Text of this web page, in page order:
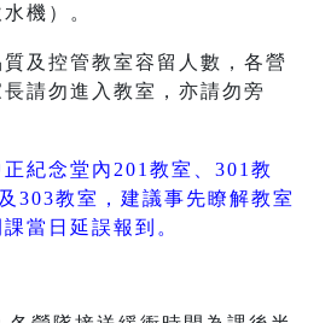
機）。
及控管教室容留人數，各營
請勿進入教室，亦請勿旁
紀念堂內201教室、301教
303教室，建議事先瞭解教室
當日延誤報到。